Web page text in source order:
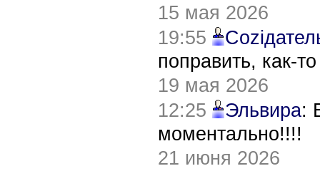
15 мая 2026
19:55
поправить, как-
19 мая 2026
12:25
Эльвира:
моментально!!!!
21 июня 2026